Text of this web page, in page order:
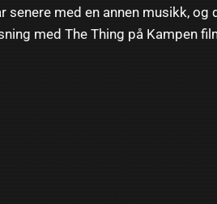
med en annen musikk, og
med The Thing på Kampen